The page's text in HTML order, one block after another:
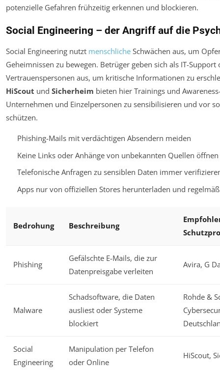
potenzielle Gefahren frühzeitig erkennen und blockieren.
Social Engineering – der Angriff auf die
Social Engineering nutzt menschliche Schwächen aus, um
Geheimnissen zu bewegen. Betrüger geben sich als IT-Support
Vertrauenspersonen aus, um kritische Informationen zu
HiScout und Sicherheim bieten hier Trainings und
Unternehmen und Einzelpersonen zu sensibilisieren und vor
schützen.
Phishing-Mails mit verdächtigen Absendern meiden
Keine Links oder Anhänge von unbekannten Quellen öffnen
Telefonische Anfragen zu sensiblen Daten immer
Apps nur von offiziellen Stores herunterladen und
Bedrohung Beschreibung
Phishing
Gefälschte E-Mails, die zur
Datenpreisgabe verleiten
Avira, G
Malware
Schadsoftware, die Daten
ausliest oder Systeme
blockiert
Rohde &
Social
Engineering
Manipulation per Telefon
oder Online
HiScout,